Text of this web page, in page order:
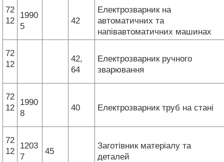
72
12
1990
5
42
Електрозварник на
автоматичних та
напівавтоматичних машинах
72
12
42,
64
Електрозварник ручного
зварювання
72
12
1990
8
40 Електрозварник труб на стані
72
12
1203
7
45
Заготівник матеріалу та
деталей